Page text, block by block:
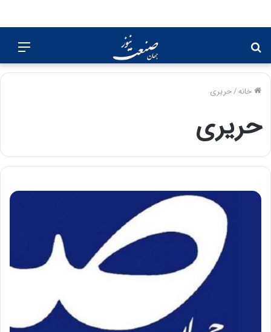
برای
خانه/حریری
حریری